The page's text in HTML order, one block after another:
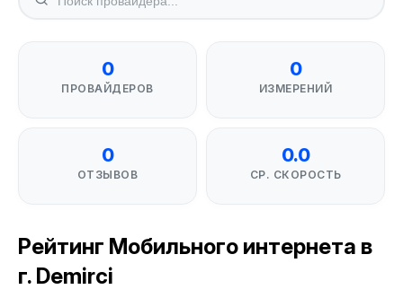
0
ПРОВАЙДЕРОВ
0
ИЗМЕРЕНИЙ
0
ОТЗЫВОВ
0.0
СР. СКОРОСТЬ
Рейтинг Мобильного интернета в
г. Demirci